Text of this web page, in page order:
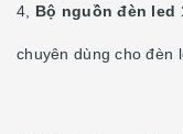
4, Bộ nguồn đèn led
chuyên dùng cho đèn